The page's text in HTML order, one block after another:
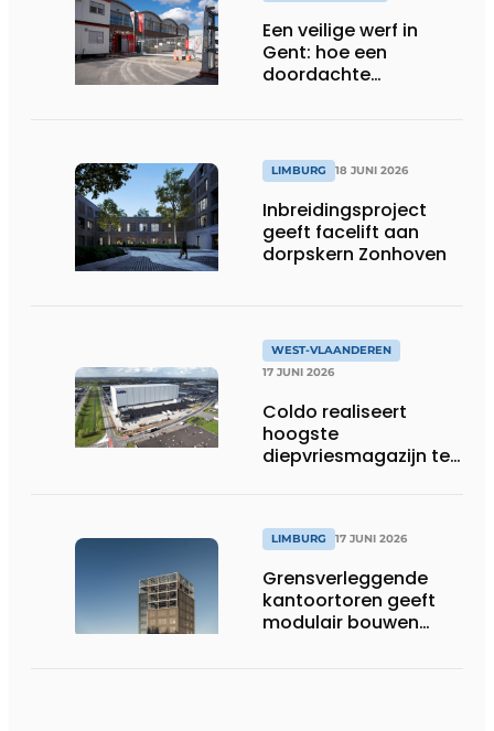
Een veilige werf in
Gent: hoe een
doordachte
LIMBURG 18 JUNI 2026
Inbreidingsproject
geeft facelift aan
dorpskern Zonhoven
WEST-VLAANDEREN
17 JUNI 2026
Coldo realiseert
hoogste
diepvriesmagazijn ter
duurzaamheid,
technische innovatie
en schaalgrootte
LIMBURG 17 JUNI 2026
Grensverleggende
kantoortoren geeft
modulair bouwen